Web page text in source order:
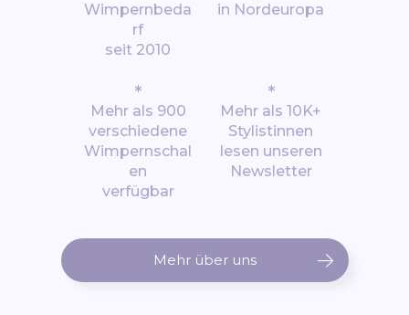
Wimpernbeda
rf
seit 2010
in Nordeuropa
*
Mehr als 900
verschiedene
Wimpernschal
en
verfügbar
*
Mehr als 10K+
Stylistinnen
lesen unseren
Newsletter
Mehr über uns